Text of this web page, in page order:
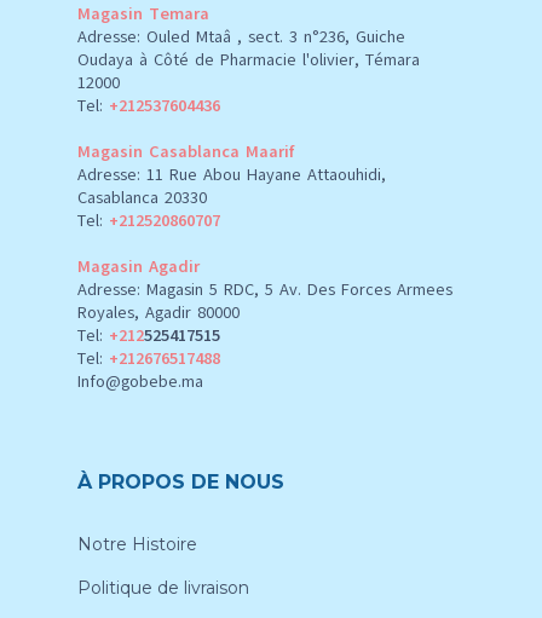
Magasin Temara
Adresse: Ouled Mtaâ , sect. 3 n°236, Guiche
Oudaya à Côté de Pharmacie l'olivier, Témara
12000
Tel: +212537604436
Magasin Casablanca Maarif
Adresse: 11 Rue Abou Hayane Attaouhidi,
Casablanca 20330
Tel: +212520860707
Magasin Agadir
Adresse: Magasin 5 RDC, 5 Av. Des Forces Armees
Royales, Agadir 80000
Tel: +212525417515
Tel: +212676517488
Info@gobebe.ma
À PROPOS DE NOUS
Notre Histoire
Politique de livraison